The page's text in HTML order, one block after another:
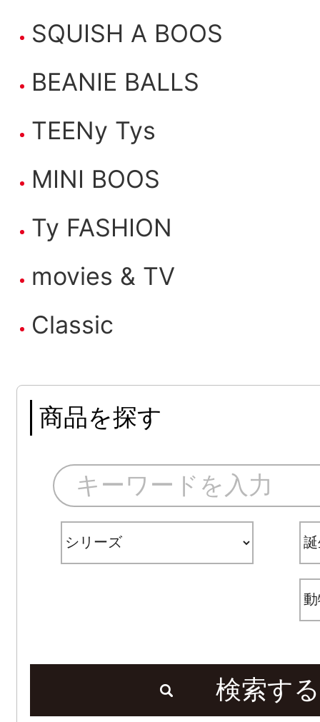
SQUISH A BOOS
BEANIE BALLS
TEENy Tys
MINI BOOS
Ty FASHION
movies & TV
Classic
商品を探す
検索する